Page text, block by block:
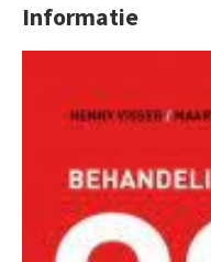
Informatie